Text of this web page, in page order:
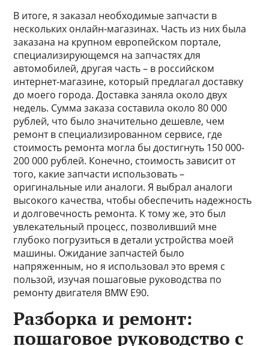
В итоге, я заказал необходимые запчасти в
нескольких онлайн-магазинах. Часть из них была
заказана на крупном европейском портале,
специализирующемся на запчастях для
автомобилей, другая часть – в российском
интернет-магазине, который предлагал доставку
до моего города. Доставка заняла около двух
недель. Сумма заказа составила около 80 000
рублей, что было значительно дешевле, чем
ремонт в специализированном сервисе, где
стоимость ремонта могла бы достигнуть 150 000-
200 000 рублей. Конечно, стоимость зависит от
того, какие запчасти использовать –
оригинальные или аналоги. Я выбрал аналоги
высокого качества, чтобы обеспечить надежность
и долговечность ремонта. К тому же, это был
увлекательный процесс, позволивший мне
глубоко погрузиться в детали устройства моей
машины. Ожидание запчастей было
напряженным, но я использовал это время с
пользой, изучая пошаговые руководства по
ремонту двигателя BMW E90.
Разборка и ремонт:
пошаговое руководство с